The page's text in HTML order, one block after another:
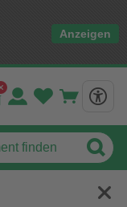
Anzeigen